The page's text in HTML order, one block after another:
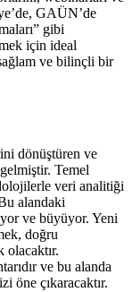
GAÜN’de
gibi
için ideal
ve bilinçli bir
dönüştüren ve
Temel
veri analitiği
alandaki
ve büyüyor. Yeni
doğru
olacaktır.
ve bu alanda
öne çıkaracaktır.